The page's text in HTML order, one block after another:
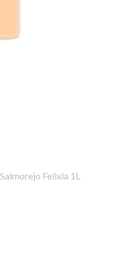
Salmorejo Felixia 1L